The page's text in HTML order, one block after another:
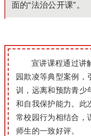
面的“法治公开课”。
宣讲课程通过讲
园欺凌等典型案例，
训，远离和预防青少
和自我保护能力。此
常校园行为相结合，
师生的一致好评。